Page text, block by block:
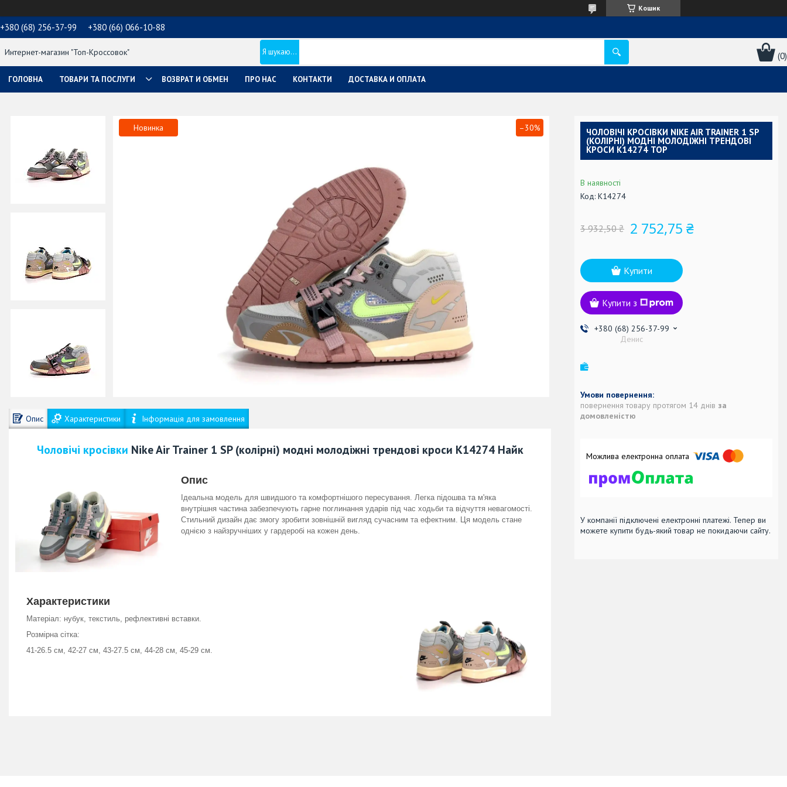
Кошик
+380 (68) 256-37-99 +380 (66) 066-10-88
Интернет-магазин "Топ-Кроссовок"
ГОЛОВНА ТОВАРИ ТА ПОСЛУГИ ВОЗВРАТ И ОБМЕН ПРО НАС КОНТАКТИ ДОСТАВКА И ОПЛАТА
Новинка –30%
Опис Характеристики Інформація для замовлення
Чоловічі кросівки Nike Air Trainer 1 SP (колірні) модні молодіжні трендові кроси К14274 Найк
Опис
Ідеальна модель для швидшого та комфортнішого пересування. Легка підошва та м'яка
внутрішня частина забезпечують гарне поглинання ударів під час ходьби та відчуття невагомості.
Стильний дизайн дає змогу зробити зовнішній вигляд сучасним та ефектним. Ця модель стане
однією з найзручніших у гардеробі на кожен день.
Характеристики
Матеріал: нубук, текстиль, рефлективні вставки.
Розмірна сітка:
41-26.5 см, 42-27 см, 43-27.5 см, 44-28 см, 45-29 см.
ЧОЛОВІЧІ КРОСІВКИ NIKE AIR TRAINER 1 SP
(КОЛІРНІ) МОДНІ МОЛОДІЖНІ ТРЕНДОВІ
КРОСИ К14274 TOP
В наявності
Код: К14274
3 932,50 ₴ 2 752,75 ₴
Купити
Купити з
+380 (68) 256-37-99
Денис
повернення товару протягом 14 днів за
домовленістю
У компанії підключені електронні платежі. Тепер ви
можете купити будь-який товар не покидаючи сайту.